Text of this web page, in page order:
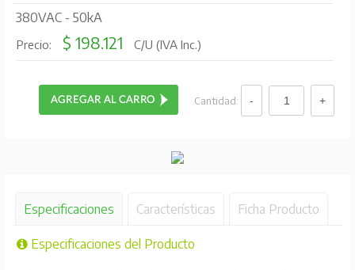
380VAC - 50kA
Precio: $ 198.121 C/U (IVA Inc.)
Cantidad:
Especificaciones Características Ficha Producto
Especificaciones del Producto